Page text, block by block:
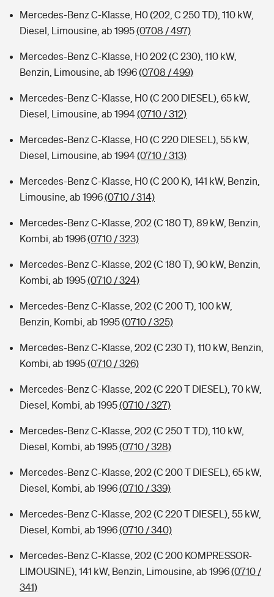
Mercedes-Benz C-Klasse, H0 (202, C 250 TD), 110 kW,
Diesel, Limousine, ab 1995(0708 / 497)
Mercedes-Benz C-Klasse, H0 202 (C 230), 110 kW,
Benzin, Limousine, ab 1996(0708 / 499)
Mercedes-Benz C-Klasse, H0 (C 200 DIESEL), 65 kW,
Diesel, Limousine, ab 1994(0710 / 312)
Mercedes-Benz C-Klasse, H0 (C 220 DIESEL), 55 kW,
Diesel, Limousine, ab 1994(0710 / 313)
Mercedes-Benz C-Klasse, H0 (C 200 K), 141 kW, Benzin,
Limousine, ab 1996(0710 / 314)
Mercedes-Benz C-Klasse, 202 (C 180 T), 89 kW, Benzin,
Kombi, ab 1996(0710 / 323)
Mercedes-Benz C-Klasse, 202 (C 180 T), 90 kW, Benzin,
Kombi, ab 1995(0710 / 324)
Mercedes-Benz C-Klasse, 202 (C 200 T), 100 kW,
Benzin, Kombi, ab 1995(0710 / 325)
Mercedes-Benz C-Klasse, 202 (C 230 T), 110 kW, Benzin,
Kombi, ab 1995(0710 / 326)
Mercedes-Benz C-Klasse, 202 (C 220 T DIESEL), 70 kW,
Diesel, Kombi, ab 1995(0710 / 327)
Mercedes-Benz C-Klasse, 202 (C 250 T TD), 110 kW,
Diesel, Kombi, ab 1995(0710 / 328)
Mercedes-Benz C-Klasse, 202 (C 200 T DIESEL), 65 kW,
Diesel, Kombi, ab 1996(0710 / 339)
Mercedes-Benz C-Klasse, 202 (C 220 T DIESEL), 55 kW,
Diesel, Kombi, ab 1996(0710 / 340)
Mercedes-Benz C-Klasse, 202 (C 200 KOMPRESSOR-
LIMOUSINE), 141 kW, Benzin, Limousine, ab 1996(0710 /
341)